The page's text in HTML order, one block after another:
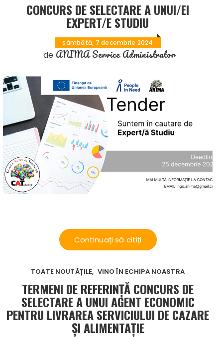
CONCURS DE SELECTARE A UNUI/EI
EXPERT/E STUDIU
sâmbătă, 7 decembrie 2024
de ANIMA Service Administrator
Continuați să citiți
TOATE NOUTĂȚILE VINO ÎN ECHIPA NOASTRA
TERMENI DE REFERINȚĂ CONCURS DE
SELECTARE A UNUI AGENT ECONOMIC
PENTRU LIVRAREA SERVICIULUI DE CAZARE
ȘI ALIMENTAȚIE